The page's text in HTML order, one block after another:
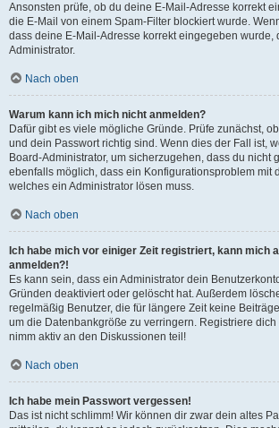
Ansonsten prüfe, ob du deine E-Mail-Adresse korrekt
die E-Mail von einem Spam-Filter blockiert wurde.
dass deine E-Mail-Adresse korrekt eingegeben wurde,
Administrator.
Nach oben
Warum kann ich mich nicht anmelden?
Dafür gibt es viele mögliche Gründe. Prüfe zunächst,
und dein Passwort richtig sind. Wenn dies der Fall ist,
Board-Administrator, um sicherzugehen, dass du nicht
ebenfalls möglich, dass ein Konfigurationsproblem mit
welches ein Administrator lösen muss.
Nach oben
Ich habe mich vor einiger Zeit registriert, kann mich
anmelden?!
Es kann sein, dass ein Administrator dein
Gründen deaktiviert oder gelöscht hat. Außerdem
regelmäßig Benutzer, die für längere Zeit keine
um die Datenbankgröße zu verringern. Registriere dich
nimm aktiv an den Diskussionen teil!
Nach oben
Ich habe mein Passwort vergessen!
Das ist nicht schlimm! Wir können dir zwar dein altes